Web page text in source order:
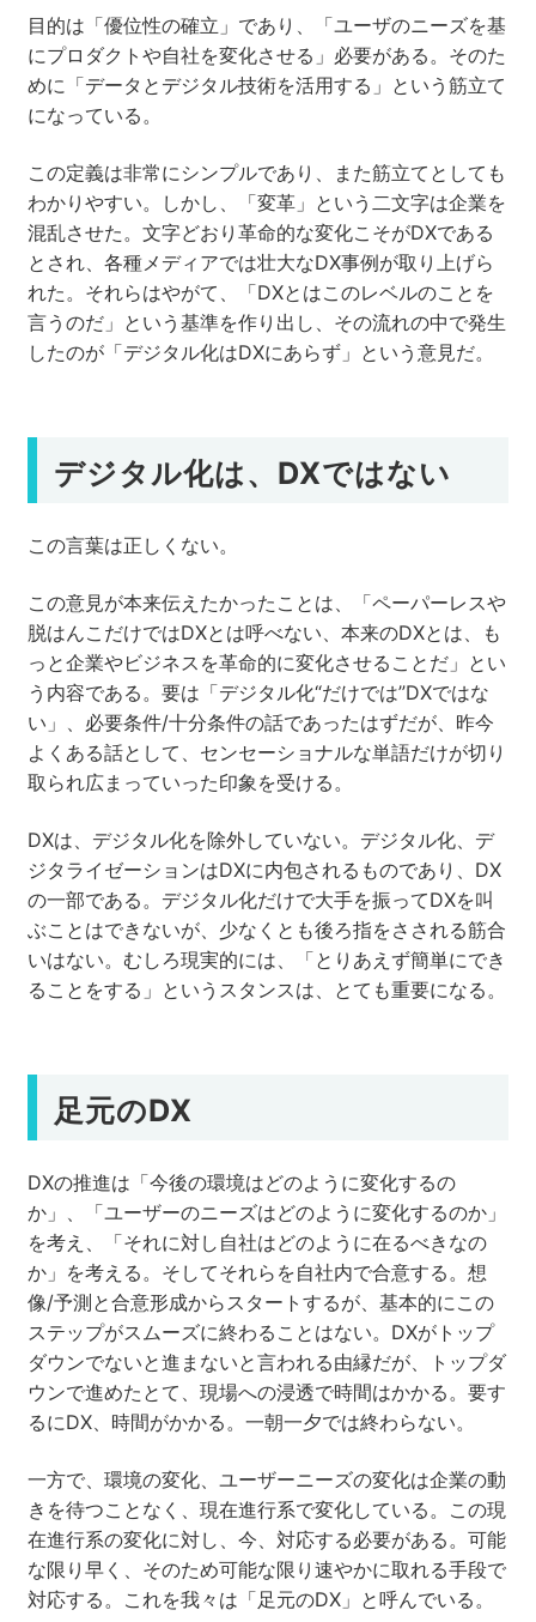
目的は「優位性の確立」であり、「ユーザのニーズを基
にプロダクトや自社を変化させる」必要がある。そのた
めに「データとデジタル技術を活用する」という筋立て
になっている。
この定義は非常にシンプルであり、また筋立てとしても
わかりやすい。しかし、「変革」という二文字は企業を
混乱させた。文字どおり革命的な変化こそがDXである
とされ、各種メディアでは壮大なDX事例が取り上げら
れた。それらはやがて、「DXとはこのレベルのことを
言うのだ」という基準を作り出し、その流れの中で発生
したのが「デジタル化はDXにあらず」という意見だ。
デジタル化は、DXではない
この言葉は正しくない。
この意見が本来伝えたかったことは、「ペーパーレスや
脱はんこだけではDXとは呼べない、本来のDXとは、も
っと企業やビジネスを革命的に変化させることだ」とい
う内容である。要は「デジタル化“だけでは”DXではな
い」、必要条件/十分条件の話であったはずだが、昨今
よくある話として、センセーショナルな単語だけが切り
取られ広まっていった印象を受ける。
DXは、デジタル化を除外していない。デジタル化、デ
ジタライゼーションはDXに内包されるものであり、DX
の一部である。デジタル化だけで大手を振ってDXを叫
ぶことはできないが、少なくとも後ろ指をさされる筋合
いはない。むしろ現実的には、「とりあえず簡単にでき
ることをする」というスタンスは、とても重要になる。
足元のDX
DXの推進は「今後の環境はどのように変化するの
か」、「ユーザーのニーズはどのように変化するのか」
を考え、「それに対し自社はどのように在るべきなの
か」を考える。そしてそれらを自社内で合意する。想
像/予測と合意形成からスタートするが、基本的にこの
ステップがスムーズに終わることはない。DXがトップ
ダウンでないと進まないと言われる由縁だが、トップダ
ウンで進めたとて、現場への浸透で時間はかかる。要す
るにDX、時間がかかる。一朝一夕では終わらない。
一方で、環境の変化、ユーザーニーズの変化は企業の動
きを待つことなく、現在進行系で変化している。この現
在進行系の変化に対し、今、対応する必要がある。可能
な限り早く、そのため可能な限り速やかに取れる手段で
対応する。これを我々は「足元のDX」と呼んでいる。